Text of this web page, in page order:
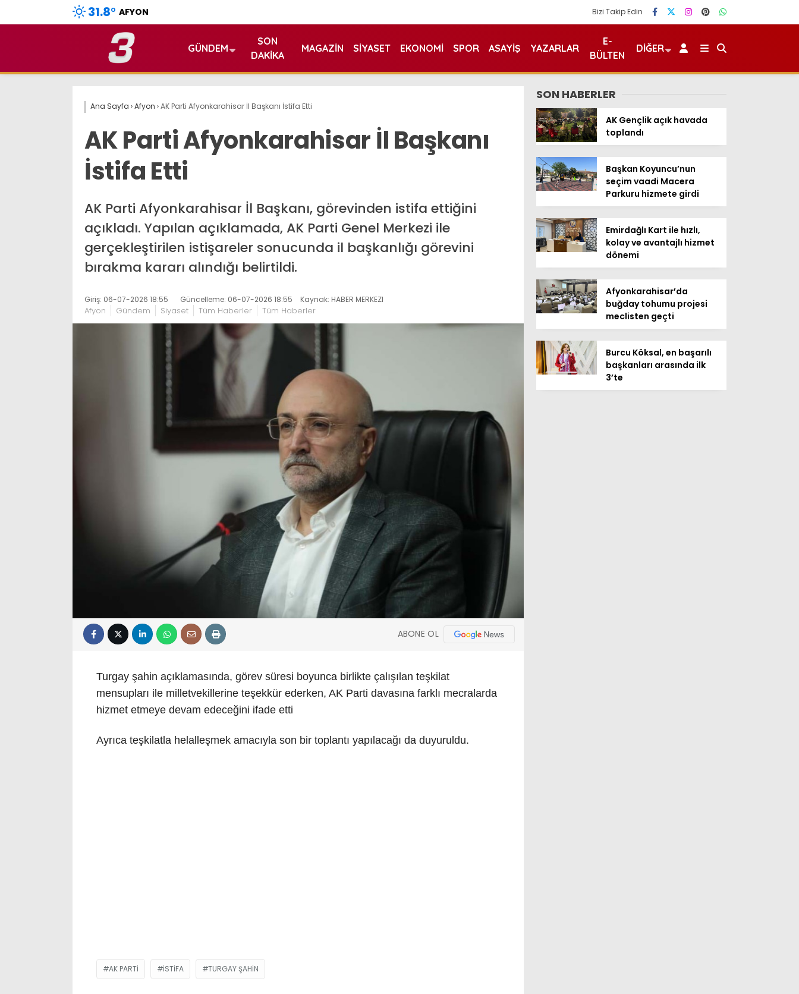
31.8° AFYON Bizi Takip Edin
GÜNDEM
SON
DAKIKA
MAGAZIN SIYASET EKONOMI SPOR ASAYIŞ YAZARLAR
E-
BÜLTEN
DIĞER
Ana Sayfa ›Afyon ›AK Parti Afyonkarahisar İl Başkanı İstifa Etti
AK Parti Afyonkarahisar İl Başkanı
İstifa Etti
AK Parti Afyonkarahisar İl Başkanı, görevinden istifa ettiğini
açıkladı. Yapılan açıklamada, AK Parti Genel Merkezi ile
gerçekleştirilen istişareler sonucunda il başkanlığı görevini
bırakma kararı alındığı belirtildi.
Giriş: 06-07-2026 18:55 Güncelleme: 06-07-2026 18:55 Kaynak: HABER MERKEZI
Afyon Gündem Siyaset Tüm Haberler Tüm Haberler
ABONE OL
Turgay şahin açıklamasında, görev süresi boyunca birlikte çalışılan teşkilat
mensupları ile milletvekillerine teşekkür ederken, AK Parti davasına farklı mecralarda
hizmet etmeye devam edeceğini ifade etti
Ayrıca teşkilatla helalleşmek amacıyla son bir toplantı yapılacağı da duyuruldu.
AK PARTI ISTIFA TURGAY ŞAHIN
SON HABERLER
AK Gençlik açık havada
toplandı
Başkan Koyuncu’nun
seçim vaadi Macera
Parkuru hizmete girdi
Emirdağlı Kart ile hızlı,
kolay ve avantajlı hizmet
dönemi
Afyonkarahisar’da
buğday tohumu projesi
meclisten geçti
Burcu Köksal, en başarılı
başkanları arasında ilk
3’te